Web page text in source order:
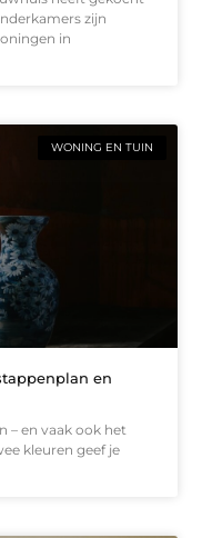
zijn
in
WONING EN TUIN
en
– en vaak ook het
kleuren geef je